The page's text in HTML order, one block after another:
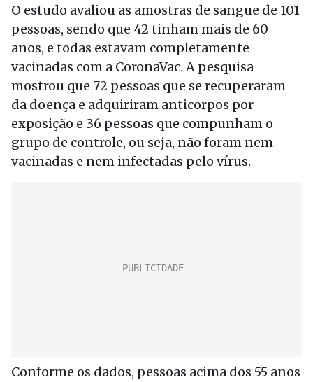
O estudo avaliou as amostras de sangue de 101
pessoas, sendo que 42 tinham mais de 60
anos, e todas estavam completamente
vacinadas com a CoronaVac. A pesquisa
mostrou que 72 pessoas que se recuperaram
da doença e adquiriram anticorpos por
exposição e 36 pessoas que compunham o
grupo de controle, ou seja, não foram nem
vacinadas e nem infectadas pelo vírus.
Conforme os dados, pessoas acima dos 55 anos